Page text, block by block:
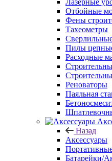
Лазерные
Отбойные
Фены
Тахеометры
Пилы
Расходные
Реноваторы
Паяльная
Назад
Аксессуары
Батарейки/